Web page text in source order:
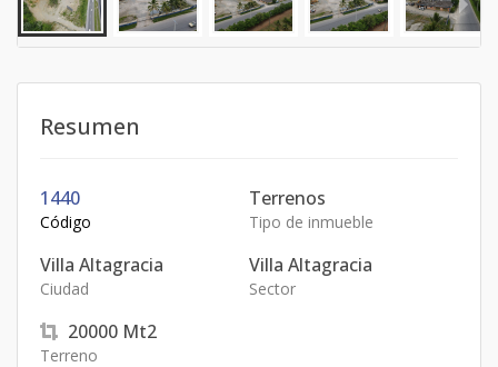
Resumen
1440
Código
Terrenos
Tipo de inmueble
Villa Altagracia
Ciudad
Villa Altagracia
Sector
20000 Mt2
Terreno